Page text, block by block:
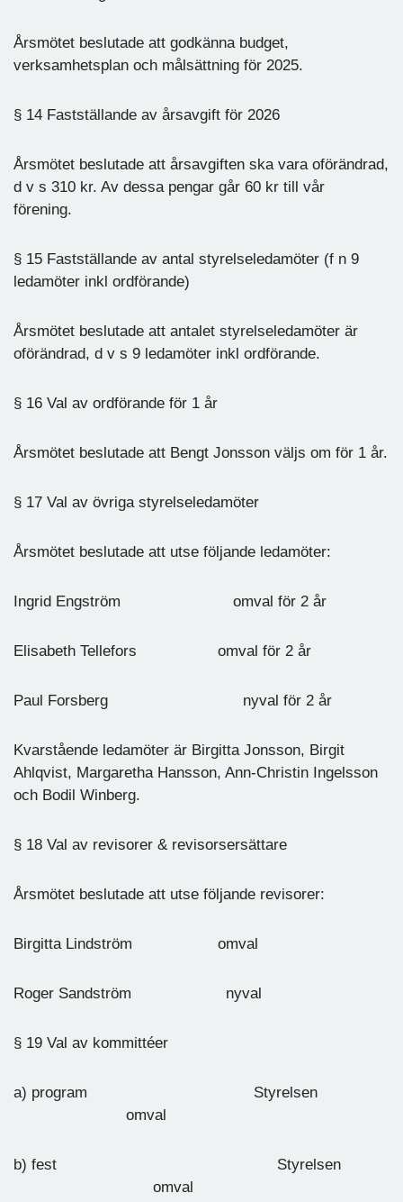
Årsmötet beslutade att godkänna budget,
verksamhetsplan och målsättning för 2025.
§ 14 Fastställande av årsavgift för 2026
Årsmötet beslutade att årsavgiften ska vara oförändrad,
d v s 310 kr. Av dessa pengar går 60 kr till vår
förening.
§ 15 Fastställande av antal styrelseledamöter (f n 9
ledamöter inkl ordförande)
Årsmötet beslutade att antalet styrelseledamöter är
oförändrad, d v s 9 ledamöter inkl ordförande.
§ 16 Val av ordförande för 1 år
Årsmötet beslutade att Bengt Jonsson väljs om för 1 år.
§ 17 Val av övriga styrelseledamöter
Årsmötet beslutade att utse följande ledamöter:
Ingrid Engström omval för 2 år
Elisabeth Tellefors omval för 2 år
Paul Forsberg nyval för 2 år
Kvarstående ledamöter är Birgitta Jonsson, Birgit
Ahlqvist, Margaretha Hansson, Ann-Christin Ingelsson
och Bodil Winberg.
§ 18 Val av revisorer & revisorsersättare
Årsmötet beslutade att utse följande revisorer:
Birgitta Lindström omval
Roger Sandström nyval
§ 19 Val av kommittéer
a) program Styrelsen
omval
b) fest Styrelsen
omval